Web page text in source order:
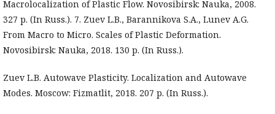
Macrolocalization of Plastic Flow. Novosibirsk: Nauka, 2008.
327 p. (In Russ.). 7. Zuev L.B., Barannikova S.A., Lunev A.G.
From Macro to Micro. Scales of Plastic Deformation.
Novosibirsk: Nauka, 2018. 130 p. (In Russ.).
Zuev L.B. Autowave Plasticity. Localization and Autowave
Modes. Moscow: Fizmatlit, 2018. 207 p. (In Russ.).